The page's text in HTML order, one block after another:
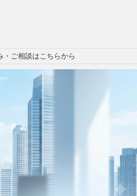
・ご相談はこちらから